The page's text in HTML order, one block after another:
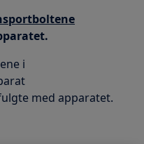
i
med apparatet.